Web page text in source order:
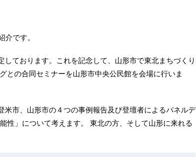
です。
ております。これを記念して、山形市で東北まちづくり
との合同セミナーを山形市中央公民館を会場に行いま
米市、山形市の４つの事例報告及び登壇者によるパネルデ
性」について考えます。 東北の方、そして山形に来れる